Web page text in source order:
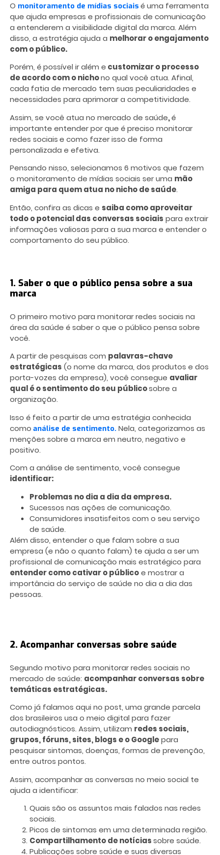
O monitoramento de mídias sociais é uma ferramenta
que ajuda empresas e profissionais de comunicação
a entenderem a visibilidade digital da marca. Além
disso, a estratégia ajuda a melhorar o engajamento
com o público.
Porém, é possível ir além e customizar o processo
de acordo com o nichono qual você atua. Afinal,
cada fatia de mercado tem suas peculiaridades e
necessidades para aprimorar a competitividade.
Assim, se você atua no mercado de saúde,é
importante entender por que é preciso monitorar
redes sociaise como fazer isso de forma
personalizada e efetiva.
Pensando nisso, selecionamos 6 motivos que fazem
o monitoramento de mídias sociais ser uma mão
amiga para quem atua no nicho de saúde.
Então, confira as dicas e saiba como aproveitar
todo o potencial das conversas sociais para extrair
informações valiosas para a sua marca e entender o
comportamento do seu público.
1. Saber o que o público pensa sobre a sua
marca
O primeiro motivo para monitorar redes sociais na
área da saúde é saber o que o público pensa sobre
você.
A partir de pesquisas com palavras-chave
estratégicas (o nome da marca, dos produtos e dos
porta-vozes da empresa), você consegue avaliar
qual é o sentimento do seu públicosobre a
organização.
Isso é feito a partir de uma estratégia conhecida
como análise de sentimento. Nela, categorizamos as
menções sobre a marca em neutro, negativo e
positivo.
Com a análise de sentimento, você consegue
identificar:
Problemas no dia a dia da empresa.
Sucessos nas ações de comunicação.
Consumidores insatisfeitos com o seu serviço
de saúde.
Além disso, entender o que falam sobre a sua
empresa (e não o quanto falam) te ajuda a ser um
profissional de comunicação mais estratégico para
entender como cativar o públicoe mostrar a
importância do serviço de saúde no dia a dia das
pessoas.
2. Acompanhar conversas sobre saúde
Segundo motivo para monitorar redes sociais no
mercado de saúde: acompanhar conversas sobre
temáticas estratégicas.
Como já falamos aqui no post, uma grande parcela
dos brasileiros usa o meio digital para fazer
autodiagnósticos. Assim, utilizam redes sociais,
grupos, fóruns, sites, blogs e o Googlepara
pesquisar sintomas, doenças, formas de prevenção,
entre outros pontos.
Assim, acompanhar as conversas no meio social te
ajuda a identificar:
Quais são os assuntos mais falados nas redes
sociais.
Picos de sintomas em uma determinada região.
Compartilhamento de notíciassobre saúde.
Publicações sobre saúde e suas diversas